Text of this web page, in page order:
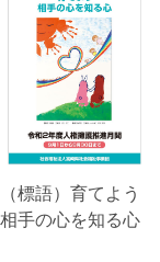
（標語）育てよう
相手の心を知る心